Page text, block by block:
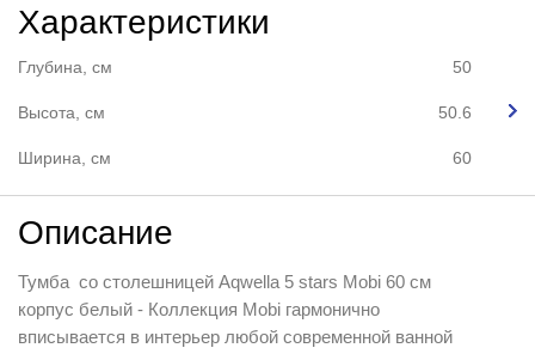
Характеристики
Глубина, см 50
Высота, см 50.6
Ширина, см 60
Описание
Тумба со столешницей Aqwella 5 stars Mobi 60 см
корпус белый - Коллекция Mobi гармонично
вписывается в интерьер любой современной ванной